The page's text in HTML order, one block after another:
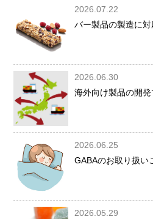
2026.07.22
バー製品の製造に
2026.06.30
海外向け製品の開
2026.06.25
GABAのお取り扱い
2026.05.29